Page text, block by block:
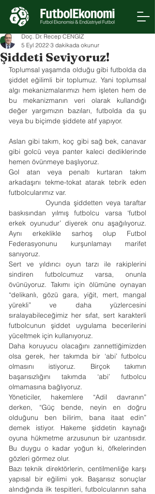
Şiddeti Seviyoruz!
Doç. Dr. Recep CENGİZ
5 Eyl 2022 3 dakikada okunur
Toplumsal yaşamda olduğu gibi futbolda da
şiddet eğilimli bir toplumuz. Yani toplumsal
algı mekanizmalarımızı hem işleten hem de
bu mekanizmanın veri olarak kullandığı
değer yargımızın bazıları, futbolda da şu
veya bu biçimde şiddete atıf yapıyor.
Aslan gibi takım, koç gibi sağ bek, canavar
gibi golcü veya panter kaleci dediklerinde
hemen övünmeye başlıyoruz.
Gol atan veya penaltı kurtaran takım
arkadaşını tekme-tokat atarak tebrik eden
futbolcularımız var.
Oyunda şiddetten veya taraftar
baskısından yılmış futbolcu varsa ‘futbol
erkek oyunudur’ diyerek onu aşağılıyoruz.
Aynı erkeklikle sarhoş olup Futbol
Federasyonunu kurşunlamayı marifet
sanıyoruz.
Sert ve yıldırıcı oyun tarzı ile rakiplerini
sindiren futbolcumuz varsa, onunla
övünüyoruz. Takımı için ölümüne oynayan
“delikanlı, gözü gara, yiğit, mert, mangal
yürekli” ve daha yüzlercesini
sıralayabileceğimiz her sıfat, sert karakterli
futbolcunun şiddet uygulama becerilerini
yüceltmek için kullanıyoruz.
Daha koruyucu olacağını zannettiğimizden
olsa gerek, her takımda bir ‘abi’ futbolcu
olmasını istiyoruz. Birçok takımın
başarısızlığını takımda ‘abi’ futbolcu
olmamasına bağlıyoruz.
Yöneticiler, hakemlere “Adil davranın”
derken, “Güç bende, neyin en doğru
olduğunu ben bilirim, bana itaat edin”
demek istiyor. Hakeme şiddetin kaynağı
oyuna hükmetme arzusunun bir uzantısıdır.
Bu duygu o kadar yoğun ki, öfkelerinden
gözleri görmez olur.
Bazı teknik direktörlerin, centilmenliğe karşı
yapısal bir eğilimi yok. Başarısız sonuçlar
alındığında ilk tespitleri, futbolcularının saha